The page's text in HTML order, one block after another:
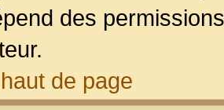
des
de page